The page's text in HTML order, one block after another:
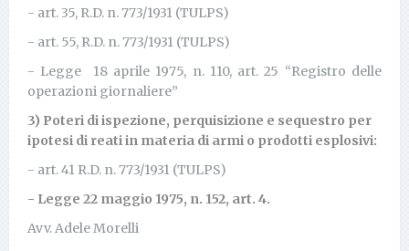
- art. 35, R.D. n. 773/1931 (TULPS)
- art. 55, R.D. n. 773/1931 (TULPS)
- Legge 18 aprile 1975, n. 110, art. 25 “Registro delle
operazioni giornaliere”
3) Poteri di ispezione, perquisizione e sequestro per
ipotesi di reati in materia di armi o prodotti esplosivi:
- art. 41 R.D. n. 773/1931 (TULPS)
- Legge 22 maggio 1975, n. 152, art. 4.
Avv. Adele Morelli